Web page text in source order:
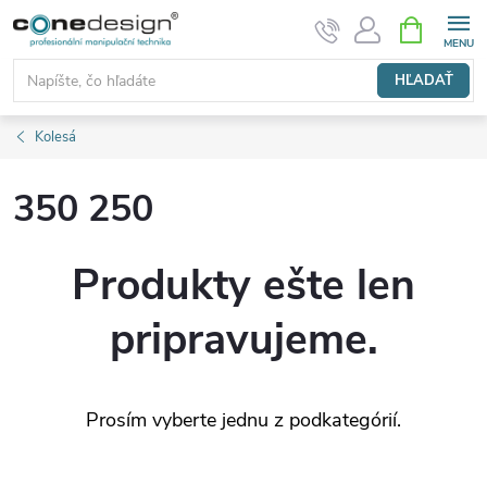
Prejsť
obsah
HĽADAŤ
KOŠÍK
Kolesá
350 250
Produkty ešte len
pripravujeme.
Prosím vyberte jednu z podkategórií.